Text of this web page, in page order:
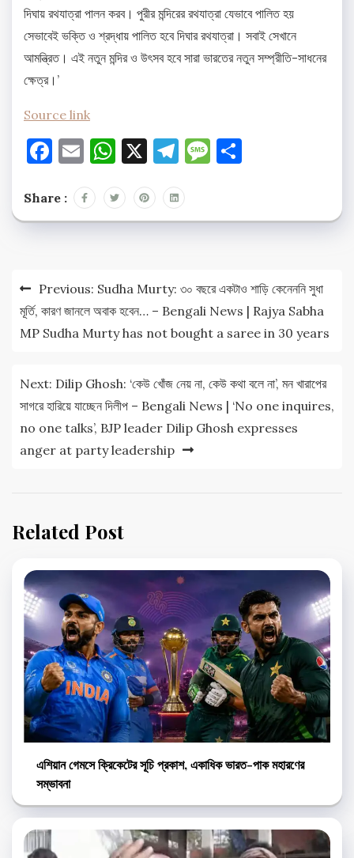
দিঘায় রথযাত্রা পালন করব। পুরীর মন্দিরের রথযাত্রা যেভাবে পালিত হয়
সেভাবেই ভক্তি ও শ্রদ্ধায় পালিত হবে দিঘার রথযাত্রা। সবাই সেখানে
আমন্ত্রিত। এই নতুন মন্দির ও উৎসব হবে সারা ভারতের নতুন সম্প্রীতি-সাধনের
ক্ষেত্র।’
Source link
Facebook
EmailWhatsApp
X Telegram
Message
Share :
Post
navigation
Previous: Sudha Murty: ৩০ বছরে একটাও শাড়ি কেনেননি সুধা
মূর্তি, কারণ জানলে অবাক হবেন… – Bengali News | Rajya Sabha
MP Sudha Murty has not bought a saree in 30 years
Next: Dilip Ghosh: ‘কেউ খোঁজ নেয় না, কেউ কথা বলে না’, মন খারাপের
সাগরে হারিয়ে যাচ্ছেন দিলীপ – Bengali News | ‘No one inquires,
no one talks’, BJP leader Dilip Ghosh expresses
anger at party leadership
Related Post
এশিয়ান গেমসে ক্রিকেটের সূচি প্রকাশ, একাধিক ভারত-পাক মহারণের
সম্ভাবনা